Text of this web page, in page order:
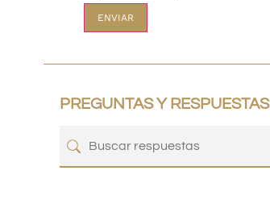
PREGUNTAS Y RESPUESTAS